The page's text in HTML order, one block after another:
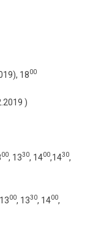
1800
)
00, 1330, 1400,1430,
00, 1330, 1400,